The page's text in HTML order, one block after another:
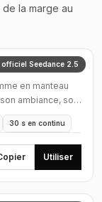
la marge au
Seedance 2.5
en manteau
ambiance, son
30 s en continu
Utiliser